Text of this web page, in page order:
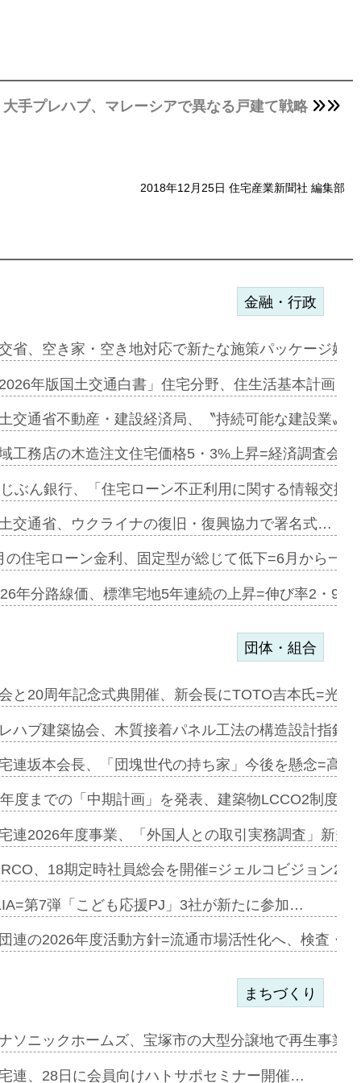
大手プレハブ、マレーシアで異なる戸建て戦略
2018年12月25日 住宅産業新聞社 編集部
ミーレキ…
も城南エ…
合型の賃…
ンカフェ…
業=お互…
コリビング…
る2階建…
第1弾が開…
金融・行政
省、空き家・空き地対応で新たな施策パッケージ始
年版国土交通白書」住宅分野、住生活基本計画を
交通省不動産・建設経済局、〝持続可能な建設業〟
工務店の木造注文住宅価格5・3%上昇=経済調査会
ぶん銀行、「住宅ローン不正利用に関する情報交換
交通省、ウクライナの復旧・復興協力で署名式…
の住宅ローン金利、固定型が総じて低下=6月から一
年分路線価、標準宅地5年連続の上昇=伸び率2・
加=リンナ…
見込む=…
開始=三協…
分譲M専用…
団体・組合
と20周年記念式典開催、新会長にTOTO吉本氏=光
ハブ建築協会、木質接着パネル工法の構造設計指針
連坂本会長、「団塊世代の持ち家」今後を懸念=高
度までの「中期計画」を発表、建築物LCCO2制度
連2026年度事業、「外国人との取引実務調査」新規
、18期定時社員総会を開催=ジェルコビジョン
第7弾「こども応援PJ」3社が新たに参加…
連の2026年度活動方針=流通市場活性化へ、検査・
ず=「物…
…
まちづくり
ソニックホームズ、宝塚市の大型分譲地で再生事業
連、28日に会員向けハトサポセミナー開催…